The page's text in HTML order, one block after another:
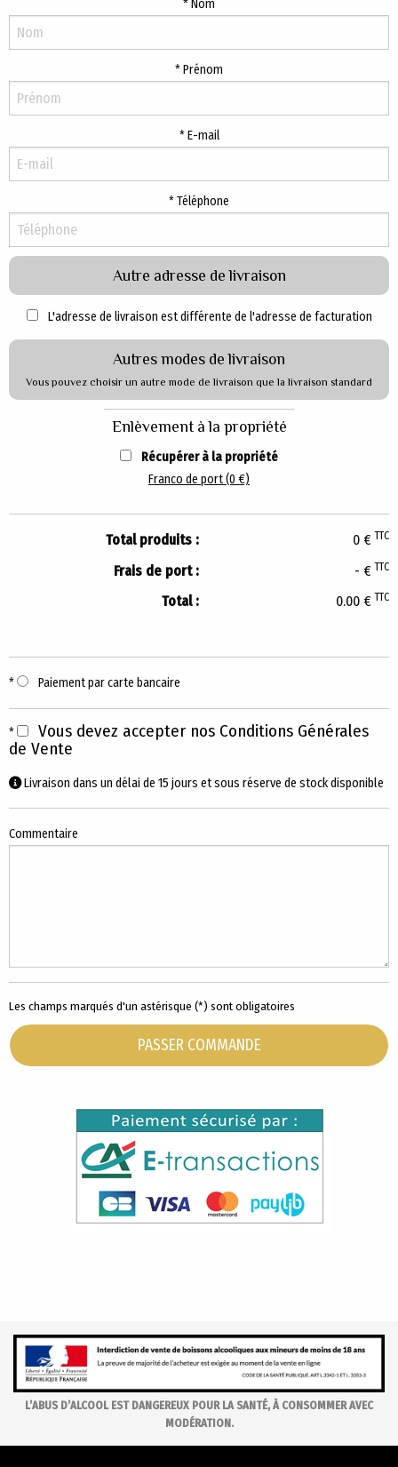
Nom
Prénom
E-mail
Téléphone
Autre adresse de livraison
L'adresse de livraison est différente de l'adresse de facturation
Autres modes de livraison
Vous pouvez choisir un autre mode de livraison que la livraison standard
Enlèvement à la propriété
Récupérer à la propriété
Franco de port (0 €)
Total produits :
Frais de port :
Total :
0 € TTC
- € TTC
0.00 € TTC
Paiement par carte bancaire
Vous devez accepter nos Conditions Générales
de Vente
Livraison dans un délai de 15 jours et sous réserve de stock disponible
Commentaire
Les champs marqués d'un astérisque (*) sont obligatoires
PASSER COMMANDE
L’ABUS D’ALCOOL EST DANGEREUX POUR LA SANTÉ, À CONSOMMER AVEC
MODÉRATION.